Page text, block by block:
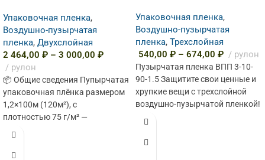
Упаковочная пленка,
Воздушно-пузырчатая
пленка, Двухслойная
2 464,00 ₽ – 3 000,00 ₽
рулон
📦 Общие сведения Пупырчатая
упаковочная плёнка размером
1,2×100м (120м²), с
плотностью 75 г/м² —
защиты товаров
Упаковочная пленка,
Воздушно-пузырчатая
пленка, Трехслойная
540,00 ₽ – 674,00 ₽ рулон
Пузырчатая пленка ВПП 3-10-
90-1.5 Защитите свои ценные и
хрупкие вещи с трехслойной
воздушно-пузырчатой пленкой!